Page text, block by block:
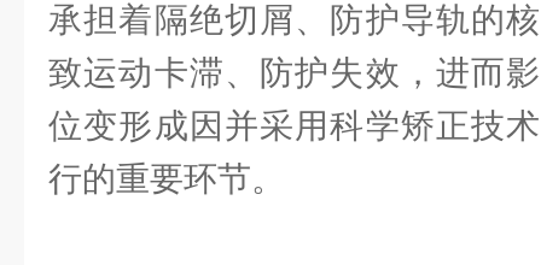
承担着隔绝切屑、防护导轨的
致运动卡滞、防护失效，进而
位变形成因并采用科学矫正技
行的重要环节。